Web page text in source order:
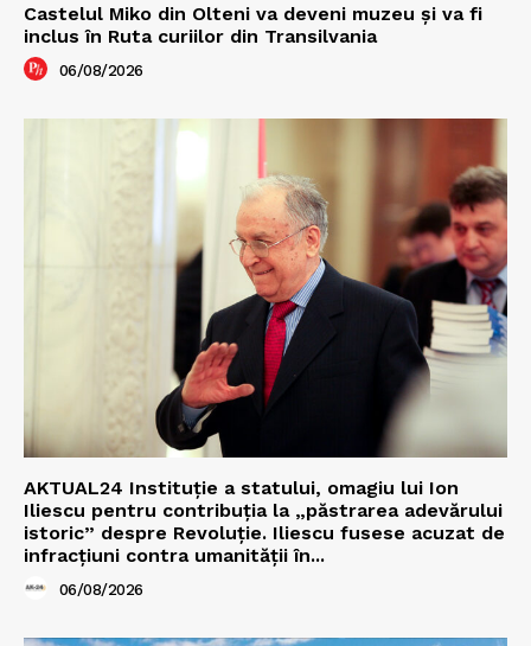
Castelul Miko din Olteni va deveni muzeu şi va fi
inclus în Ruta curiilor din Transilvania
06/08/2026
AKTUAL24 Instituție a statului, omagiu lui Ion
Iliescu pentru contribuția la „păstrarea adevărului
istoric” despre Revoluție. Iliescu fusese acuzat de
infracțiuni contra umanității în...
06/08/2026